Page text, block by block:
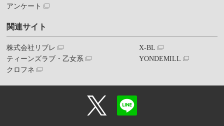
アンケート
関連サイト
株式会社リブレ
ティーンズラブ・乙女系
クロフネ
X-BL
YONDEMILL